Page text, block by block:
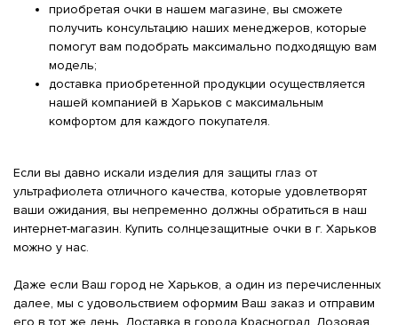
приобретая очки в нашем магазине, вы сможете
получить консультацию наших менеджеров, которые
помогут вам подобрать максимально подходящую вам
модель;
доставка приобретенной продукции осуществляется
нашей компанией в Харьков с максимальным
комфортом для каждого покупателя.
Если вы давно искали изделия для защиты глаз от
ультрафиолета отличного качества, которые удовлетворят
ваши ожидания, вы непременно должны обратиться в наш
интернет-магазин. Купить солнцезащитные очки в г. Харьков
можно у нас.
Даже если Ваш город не Харьков, а один из перечисленных
далее, мы с удовольствием оформим Ваш заказ и отправим